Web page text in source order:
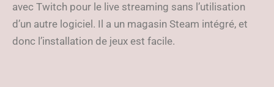
avec Twitch pour le live streaming sans l’utilisation
d’un autre logiciel. Il a un magasin Steam intégré, et
donc l’installation de jeux est facile.